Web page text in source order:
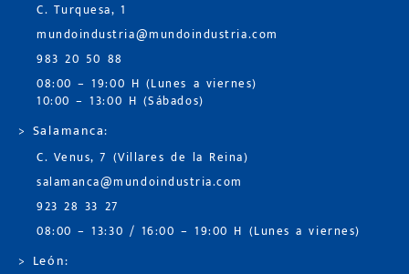
C. Turquesa, 1
mundoindustria@mundoindustria.com
983 20 50 88
08:00 – 19:00 H (Lunes a viernes)
10:00 – 13:00 H (Sábados)
> Salamanca:
C. Venus, 7 (Villares de la Reina)
salamanca@mundoindustria.com
923 28 33 27
08:00 – 13:30 / 16:00 – 19:00 H (Lunes a viernes)
> León: